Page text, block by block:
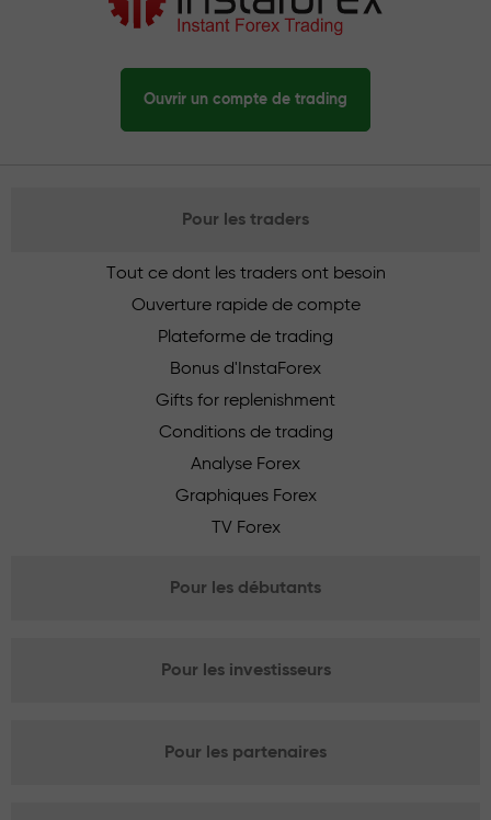
Ouvrir un compte de trading
Pour les traders
Tout ce dont les traders ont besoin
Ouverture rapide de compte
Plateforme de trading
Bonus d'InstaForex
Gifts for replenishment
Conditions de trading
Analyse Forex
Graphiques Forex
TV Forex
Pour les débutants
Pour les investisseurs
Pour les partenaires